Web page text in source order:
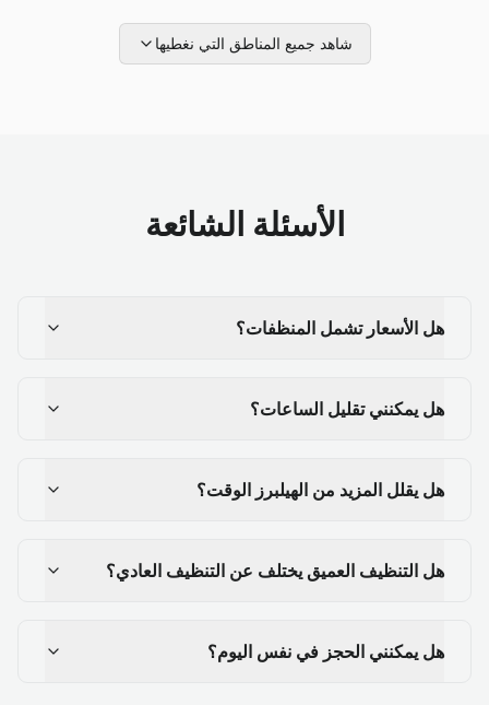
شاهد جميع المناطق التي نغطيها
الأسئلة الشائعة
هل الأسعار تشمل المنظفات؟
هل يمكنني تقليل الساعات؟
هل يقلل المزيد من الهيلبرز الوقت؟
هل التنظيف العميق يختلف عن التنظيف العادي؟
هل يمكنني الحجز في نفس اليوم؟